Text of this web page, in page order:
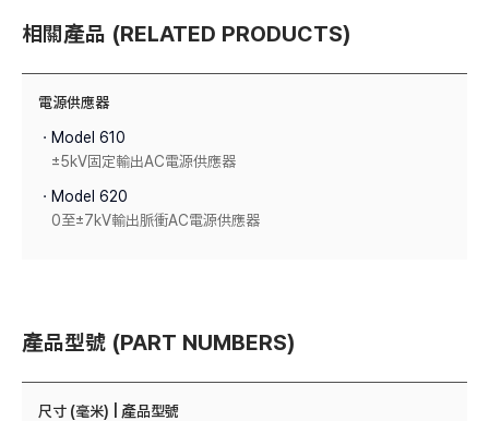
相關產品 (RELATED PRODUCTS)
電源供應器
ㆍModel 610
±5kV固定輸出AC電源供應器
ㆍModel 620
0至±7kV輸出脈衝AC電源供應器
產品型號 (PART NUMBERS)
尺寸 (毫米) | 產品型號